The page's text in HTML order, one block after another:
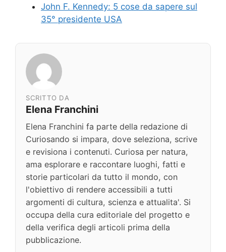
John F. Kennedy: 5 cose da sapere sul
35° presidente USA
SCRITTO DA
Elena Franchini
Elena Franchini fa parte della redazione di
Curiosando si impara, dove seleziona, scrive
e revisiona i contenuti. Curiosa per natura,
ama esplorare e raccontare luoghi, fatti e
storie particolari da tutto il mondo, con
l'obiettivo di rendere accessibili a tutti
argomenti di cultura, scienza e attualita'. Si
occupa della cura editoriale del progetto e
della verifica degli articoli prima della
pubblicazione.